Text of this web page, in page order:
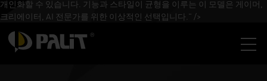
개인화할 수 있습니다. 기능과 스타일이 균형을 이루는 이 모델은 게이머,
크리에이터, AI 전문가를 위한 이상적인 선택입니다." />